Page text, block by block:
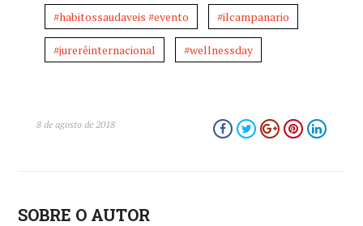
#habitossaudaveis #evento #ilcampanario
#jurerêinternacional #wellnessday
8 de agosto de 2018
SOBRE O AUTOR